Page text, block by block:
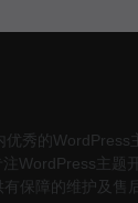
秀的WordPress
WordPress主题
保障的维护及售